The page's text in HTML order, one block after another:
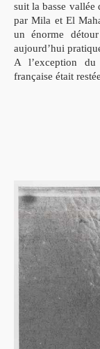
suit la basse vallée
par Mila et El
un énorme
aujourd’hui
A l’exception
française était